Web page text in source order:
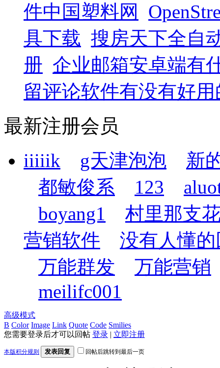
件中国塑料网
具下载 搜房天下全自
册 企业邮箱安卓端有
留评论软件有没有好
最新注册会员
iiiiik
g天津泡泡
新
都敏俊系
123
boyang1
村里那支
营销软件
没有人懂
万能群发
万能营销
meilifc001
高级模式
B Color Image Link Quote Code Smilies
您需要登录后才可以回帖 登录 | 立即注册
本版积分规则 发表回复 回帖后跳转到最后一页